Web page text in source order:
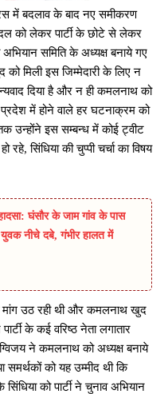
में बदलाव के बाद नए समीकरण
को लेकर पार्टी के छोटे से लेकर
समिति के अध्यक्ष बनाये गए
को मिली इस जिम्मेदारी के लिए न
दिया है और न ही कमलनाथ को
में होने वाले हर घटनाक्रम को
उन्होंने इस सम्बन्ध में कोई ट्वीट
सिंधिया की चुप्पी चर्चा का विषय
घंसौर के जाम गांव के पास
नीचे दबे, गंभीर हालत में
मांग उठ रही थी और कमलनाथ खुद
के कई वरिष्ठ नेता लगातार
ने कमलनाथ को अध्यक्ष बनाये
समर्थकों को यह उम्मीद थी कि
को पार्टी ने चुनाव अभियान